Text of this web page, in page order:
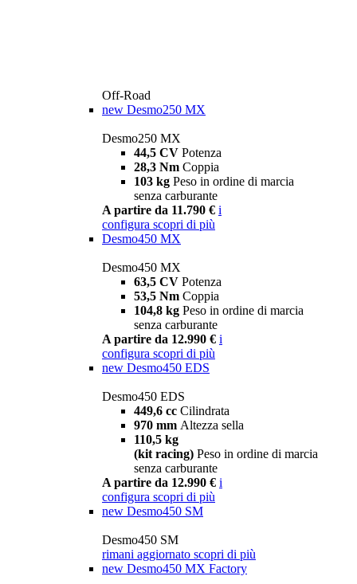
Off-Road
new Desmo250 MX
Desmo250 MX
44,5 CV Potenza
28,3 Nm Coppia
103 kg Peso in ordine di marcia
senza carburante
A partire da 11.790 € i
configura scopri di più
Desmo450 MX
Desmo450 MX
63,5 CV Potenza
53,5 Nm Coppia
104,8 kg Peso in ordine di marcia
senza carburante
A partire da 12.990 € i
configura scopri di più
new Desmo450 EDS
Desmo450 EDS
449,6 cc Cilindrata
970 mm Altezza sella
110,5 kg
(kit racing) Peso in ordine di marcia
senza carburante
A partire da 12.990 € i
configura scopri di più
new Desmo450 SM
Desmo450 SM
rimani aggiornato scopri di più
new Desmo450 MX Factory